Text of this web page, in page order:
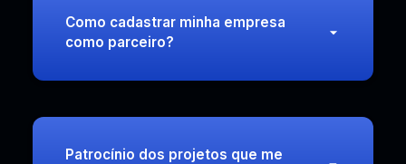
Como cadastrar minha empresa
como parceiro?
Patrocínio dos projetos que me